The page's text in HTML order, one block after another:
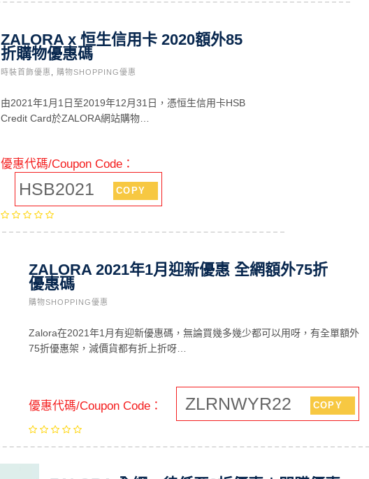
ZALORA x 恒生信用卡 2020額外85
折購物優惠碼
時裝首飾優惠 購物SHOPPING優惠
由2021年1月1日至2019年12月31日，憑恒生信用卡HSB
Credit Card於ZALORA網站購物…
優惠代碼/Coupon Code：
HSB2021 COPY
ZALORA 2021年1月迎新優惠 全網額外75折
優惠碼
購物SHOPPING優惠
Zalora在2021年1月有迎新優惠碼，無論買幾多幾少都可以用呀，有全單額外
75折優惠架，減價貨都有折上折呀…
優惠代碼/Coupon Code： ZLRNWYR22 COPY